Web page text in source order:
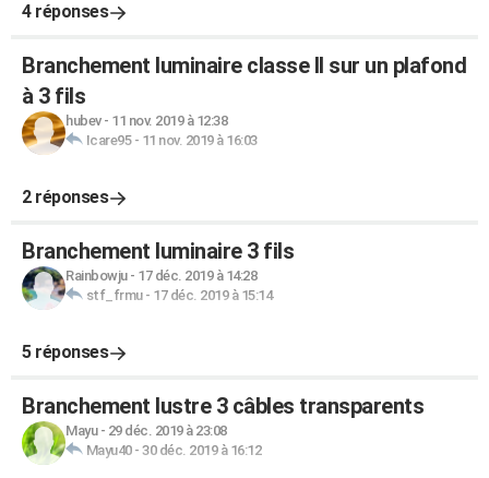
4 réponses
Branchement luminaire classe II sur un plafond
à 3 fils
hubev- 11 nov. 2019 à 12:38
Icare95- 11 nov. 2019 à 16:03
2 réponses
Branchement luminaire 3 fils
Rainbowju- 17 déc. 2019 à 14:28
stf_frmu- 17 déc. 2019 à 15:14
5 réponses
Branchement lustre 3 câbles transparents
Mayu- 29 déc. 2019 à 23:08
Mayu40- 30 déc. 2019 à 16:12